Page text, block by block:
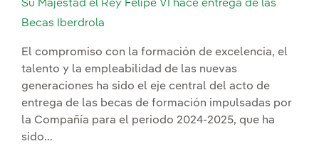
Su Majestad el Rey Felipe VI hace entrega de las
Becas Iberdrola
El compromiso con la formación de excelencia, el
talento y la empleabilidad de las nuevas
generaciones ha sido el eje central del acto de
entrega de las becas de formación impulsadas por
la Compañía para el periodo 2024-2025, que ha
sido...